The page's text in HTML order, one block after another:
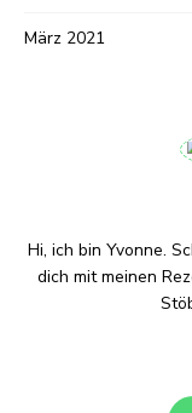
März 2021
Hi, ich bin Yvonne.
dich mit meinen